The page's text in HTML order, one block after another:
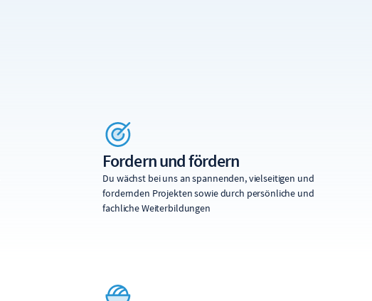
Fordern und fördern
Du wächst bei uns an spannenden, vielseitigen und
fordernden Projekten sowie durch persönliche und
fachliche Weiterbildungen